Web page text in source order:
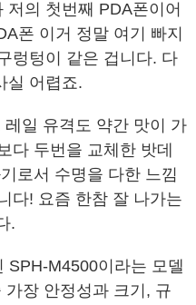
의 첫번째 PDA폰이어
폰 이거 정말 여기 빠지
렁텅이 같은 겁니다. 다
실 어렵죠.
일 유격도 약간 맛이 가
다 두번을 교체한 밧데
로서 수명을 다한 느낌
다! 요즘 한참 잘 나가는
.
SPH-M4500이라는 모델
장 안정성과 크기, 규